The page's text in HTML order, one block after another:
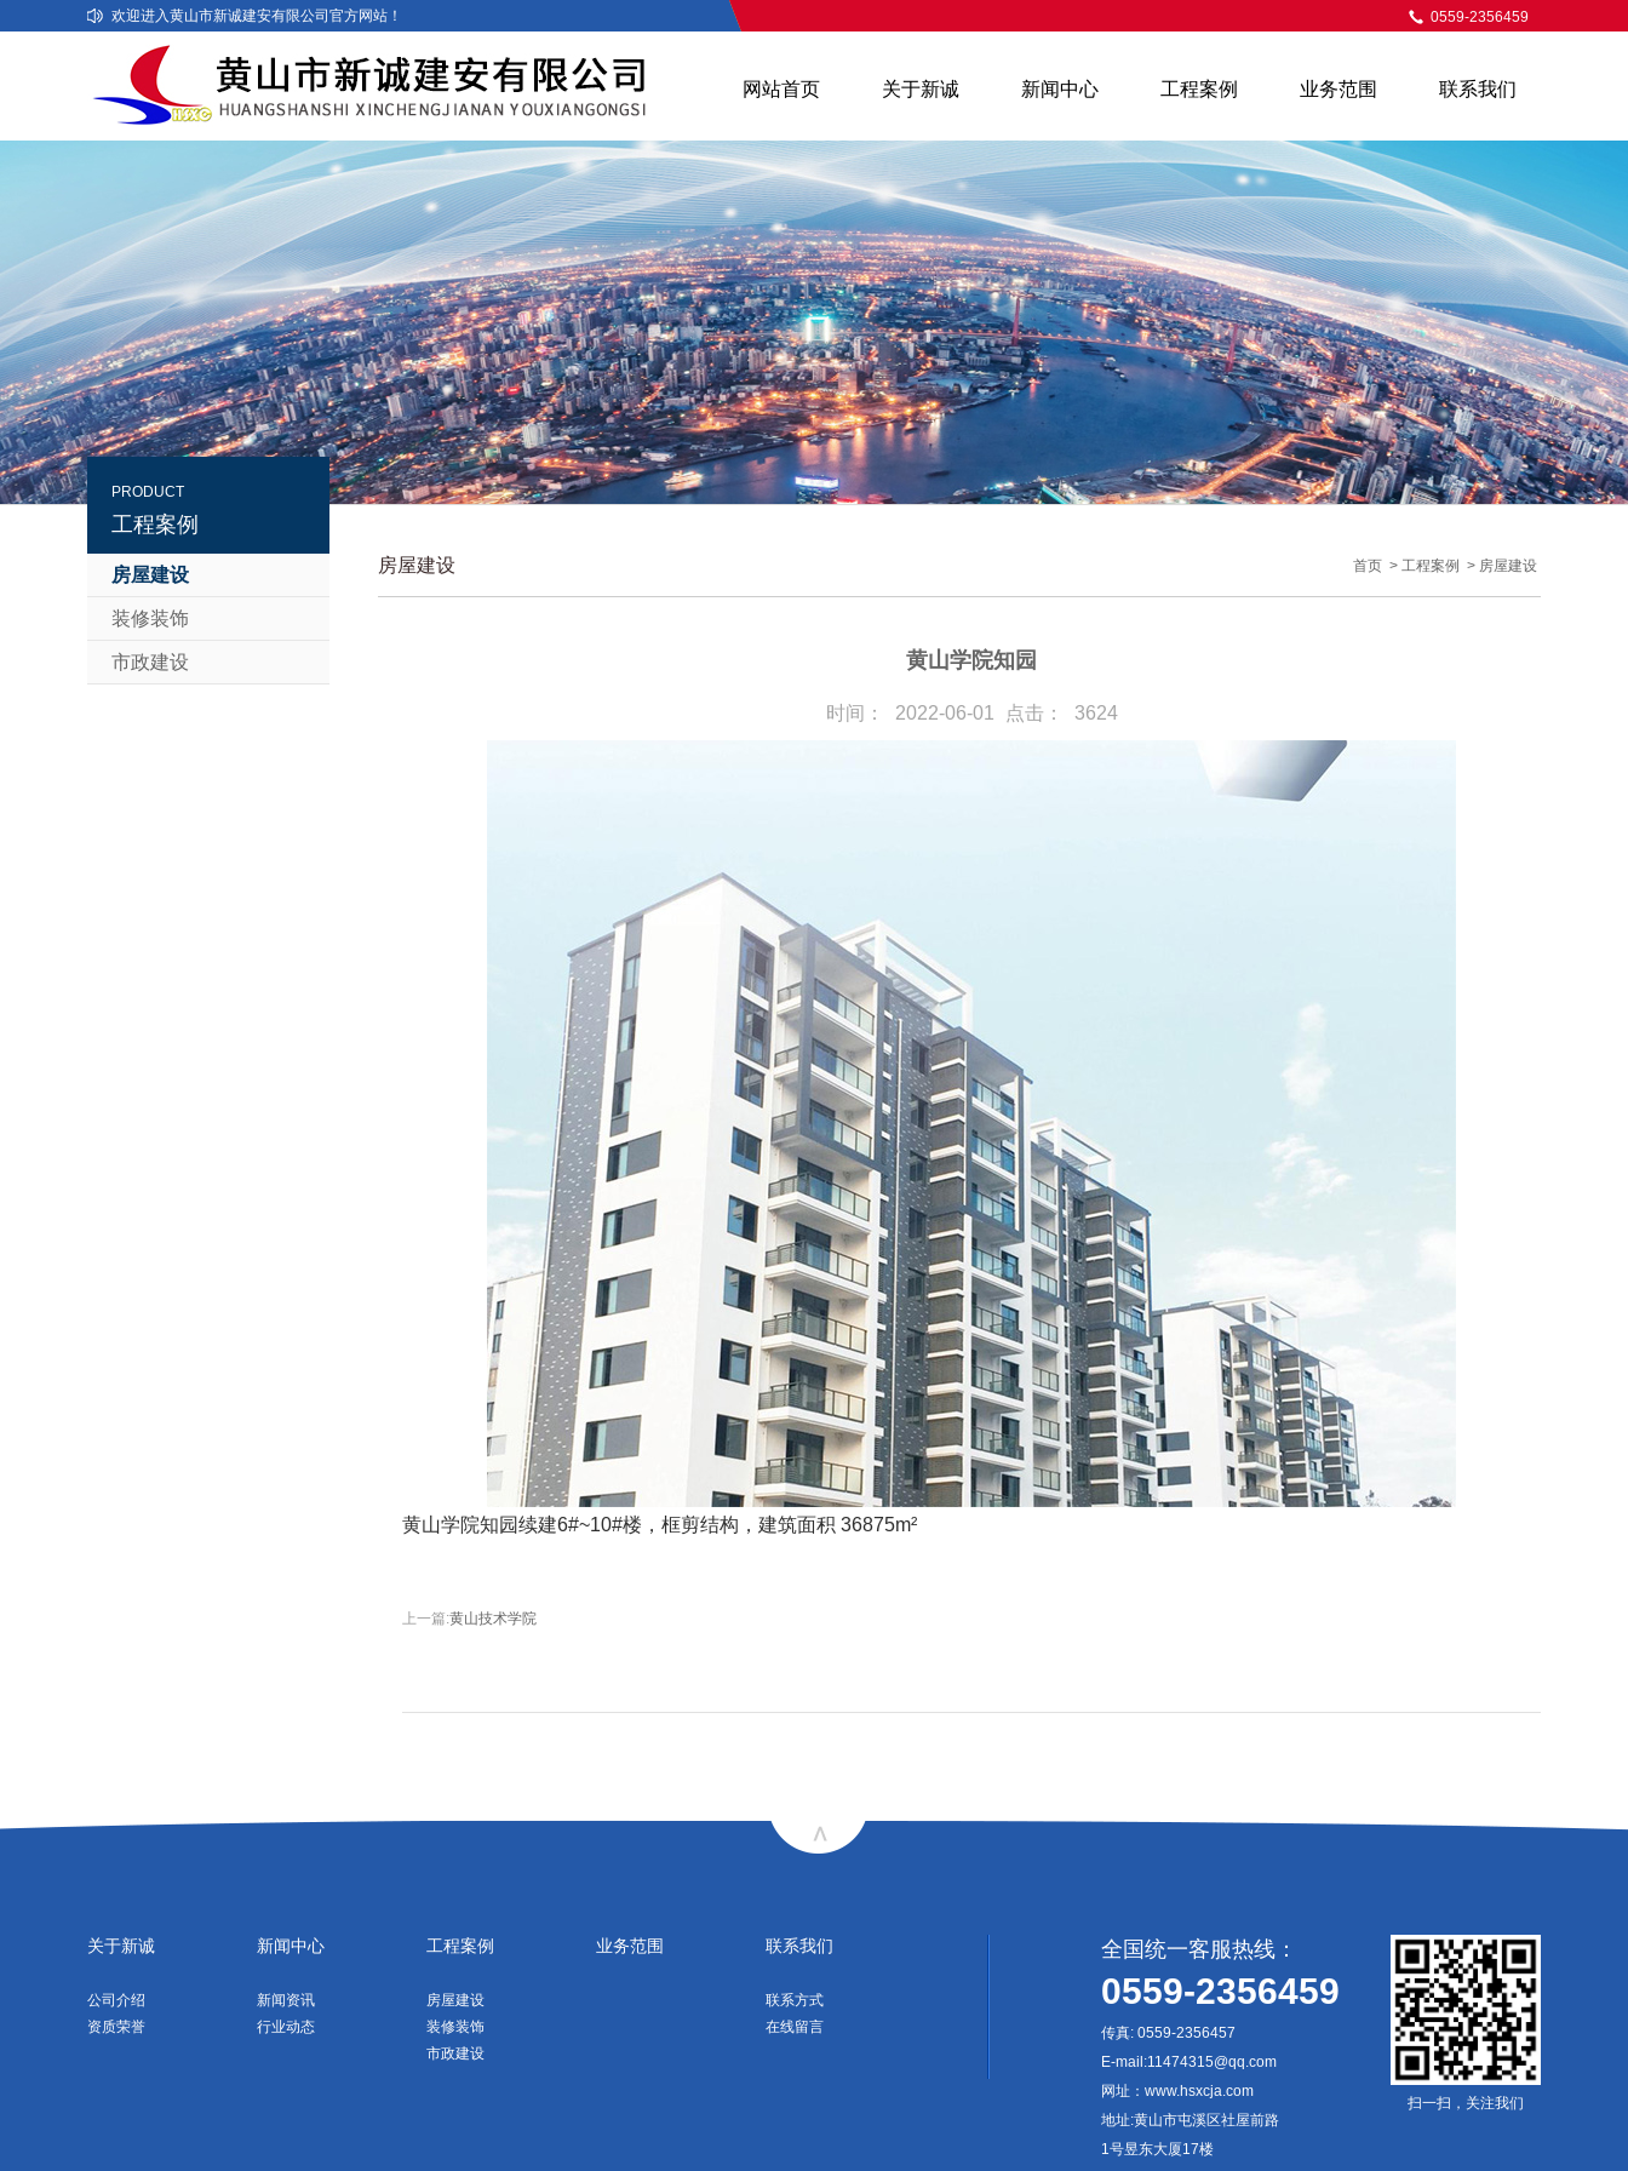
欢迎进入黄山市新诚建安有限公司官方网站！ 0559-2356459
网站首页 关于新诚 新闻中心 工程案例 业务范围 联系我们
PRODUCT
工程案例
房屋建设
装修装饰
市政建设
房屋建设 首页 > 工程案例 > 房屋建设
黄山学院知园
时间： 2022-06-01 点击： 3624
黄山学院知园续建6#~10#楼，框剪结构，建筑面积 36875m²
上一篇:黄山技术学院
关于新诚
公司介绍
资质荣誉
新闻中心
新闻资讯
行业动态
工程案例
房屋建设
装修装饰
市政建设
业务范围 联系我们
联系方式
在线留言
全国统一客服热线：
0559-2356459
传真: 0559-2356457
E-mail:11474315@qq.com
网址：www.hsxcja.com
地址:黄山市屯溪区社屋前路
1号昱东大厦17楼
扫一扫，关注我们